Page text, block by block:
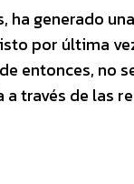
ha generado
por última
entonces, no
través de las